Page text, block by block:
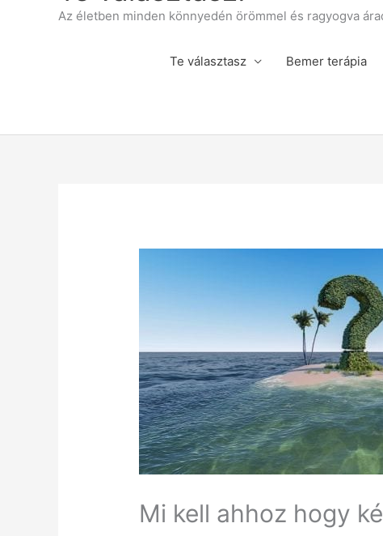
Az életben minden könnyedén örömmel és ragyogva
Te választasz Bemer terápia
Mi kell ahhoz hogy